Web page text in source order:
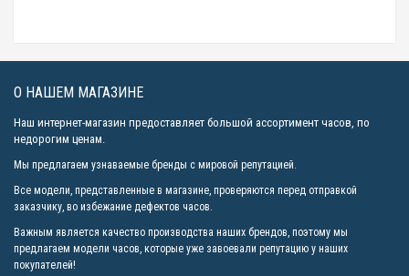
О НАШЕМ МАГАЗИНЕ
Наш интернет-магазин предоставляет большой ассортимент часов, по
недорогим ценам.
Мы предлагаем узнаваемые бренды с мировой репутацией.
Все модели, представленные в магазине, проверяются перед отправкой
заказчику, во избежание дефектов часов.
Важным является качество производства наших брендов, поэтому мы
предлагаем модели часов, которые уже завоевали репутацию у наших
покупателей!